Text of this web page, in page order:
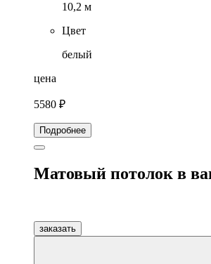
10,2 м
Цвет
белый
цена
5580 ₽
Подробнее
Матовый потолок в
заказать